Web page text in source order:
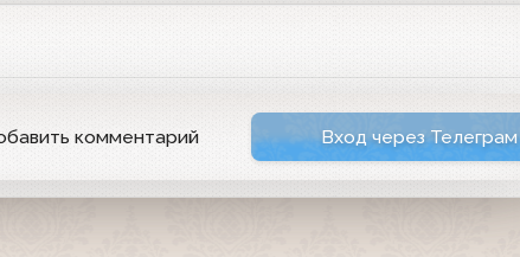
комментарий Вход через Телеграм